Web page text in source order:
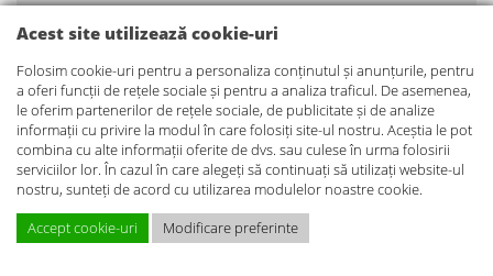
Parc dezmembrari auto Gagu
Masini la dezmembrat
Piese auto dezmembrari
Achizitii masini
Reconditionari piese auto
Acest site utilizează cookie-uri
Folosim cookie-uri pentru a personaliza conținutul și anunțurile, pentru
a oferi funcții de rețele sociale și pentru a analiza traficul. De asemenea,
le oferim partenerilor de rețele sociale, de publicitate și de analize
informații cu privire la modul în care folosiți site-ul nostru. Aceștia le pot
combina cu alte informații oferite de dvs. sau culese în urma folosirii
serviciilor lor. În cazul în care alegeți să continuați să utilizați website-ul
nostru, sunteți de acord cu utilizarea modulelor noastre cookie.
Accept cookie-uri Modificare preferinte